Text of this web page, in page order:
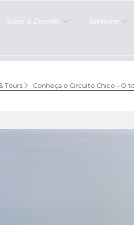
Sobre a Zerando Bariloche
Tours Conheça o Circuito Chico – O